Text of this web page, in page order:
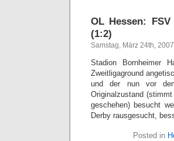
OL Hessen:
(1:2)
Samstag, März 24th, 2007
Stadion Bornheimer
Zweitligaground
und der nun vor
Originalzustand
geschehen) besucht
Derby rausgesucht,
Posted in